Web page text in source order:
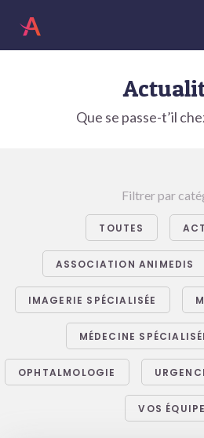
Que se passe-t’il
Filtrer par
TOUTES
ASSOCIATION ANIMEDIS
IMAGERIE SPÉCIALISÉE
MÉDECINE
OPHTALMOLOGIE
VOS